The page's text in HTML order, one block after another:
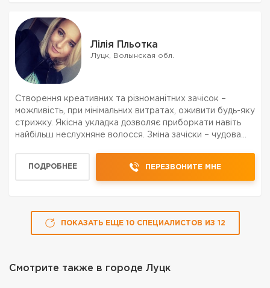
Лілія Пльотка
Луцк, Волынская обл.
Створення креативних та різноманітних зачісок –
можливість, при мінімальних витратах, оживити будь-яку
стрижку. Якісна укладка дозволяє приборкати навіть
найбільш неслухняне волосся. Зміна зачіски – чудова
ПОДРОБНЕЕ ПЕРЕЗВОНИТЕ МНЕ
ПОКАЗАТЬ ЕЩЕ 10 СПЕЦИАЛИСТОВ ИЗ 12
Смотрите также в городе Луцк